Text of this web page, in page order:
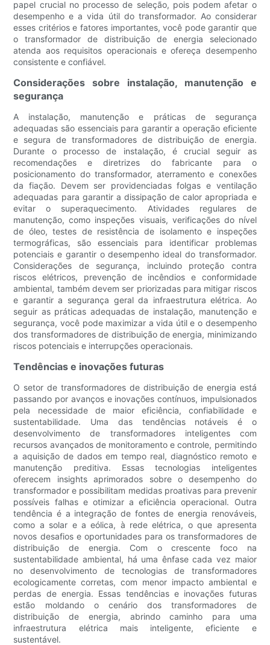
papel crucial no processo de seleção, pois podem afetar o
desempenho e a vida útil do transformador. Ao considerar
esses critérios e fatores importantes, você pode garantir que
o transformador de distribuição de energia selecionado
atenda aos requisitos operacionais e ofereça desempenho
consistente e confiável.
Considerações sobre instalação, manutenção e
segurança
A instalação, manutenção e práticas de segurança
adequadas são essenciais para garantir a operação eficiente
e segura de transformadores de distribuição de energia.
Durante o processo de instalação, é crucial seguir as
recomendações e diretrizes do fabricante para o
posicionamento do transformador, aterramento e conexões
da fiação. Devem ser providenciadas folgas e ventilação
adequadas para garantir a dissipação de calor apropriada e
evitar o superaquecimento. Atividades regulares de
manutenção, como inspeções visuais, verificações do nível
de óleo, testes de resistência de isolamento e inspeções
termográficas, são essenciais para identificar problemas
potenciais e garantir o desempenho ideal do transformador.
Considerações de segurança, incluindo proteção contra
riscos elétricos, prevenção de incêndios e conformidade
ambiental, também devem ser priorizadas para mitigar riscos
e garantir a segurança geral da infraestrutura elétrica. Ao
seguir as práticas adequadas de instalação, manutenção e
segurança, você pode maximizar a vida útil e o desempenho
dos transformadores de distribuição de energia, minimizando
riscos potenciais e interrupções operacionais.
Tendências e inovações futuras
O setor de transformadores de distribuição de energia está
passando por avanços e inovações contínuos, impulsionados
pela necessidade de maior eficiência, confiabilidade e
sustentabilidade. Uma das tendências notáveis ​​é o
desenvolvimento de transformadores inteligentes com
recursos avançados de monitoramento e controle, permitindo
a aquisição de dados em tempo real, diagnóstico remoto e
manutenção preditiva. Essas tecnologias inteligentes
oferecem insights aprimorados sobre o desempenho do
transformador e possibilitam medidas proativas para prevenir
possíveis falhas e otimizar a eficiência operacional. Outra
tendência é a integração de fontes de energia renováveis,
como a solar e a eólica, à rede elétrica, o que apresenta
novos desafios e oportunidades para os transformadores de
distribuição de energia. Com o crescente foco na
sustentabilidade ambiental, há uma ênfase cada vez maior
no desenvolvimento de tecnologias de transformadores
ecologicamente corretas, com menor impacto ambiental e
perdas de energia. Essas tendências e inovações futuras
estão moldando o cenário dos transformadores de
distribuição de energia, abrindo caminho para uma
infraestrutura elétrica mais inteligente, eficiente e
sustentável.